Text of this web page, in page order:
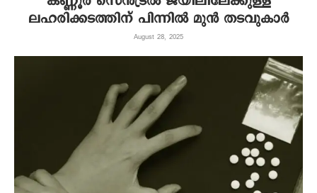
ലഹരിക്കടത്തിന് പിന്നിൽ മുൻ തടവുകാർ
August 28, 2025